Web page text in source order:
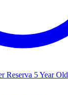
Reserva 5 Year Old